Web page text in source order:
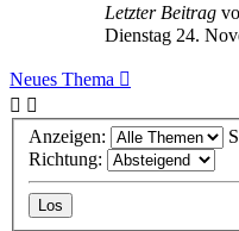
Letzter Beitrag
Dienstag 24.
Neues Thema
Anzeigen:
Richtung: